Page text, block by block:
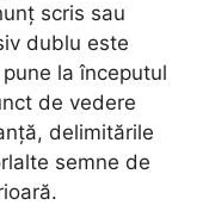
scris sau
dublu este
la începutul
de vedere
delimitările
semne de